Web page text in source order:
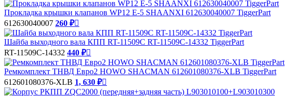
Прокладка крышки клапанов WP12 E-5 SHAANXI 612630040007 TiggerPart
612630040007 260 ₽
Шайба выходного вала КПП RT-11509C RT-11509C-14332 TiggerPart
RT-11509C-14332 440 ₽
Ремкомплект ТНВД Евро2 HOWO SHACMAN 612601080376-XLB TiggerPart
612601080376-XLB 1, 630 ₽